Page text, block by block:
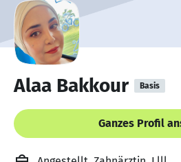
Alaa Bakkour Basis
Ganzes Profil